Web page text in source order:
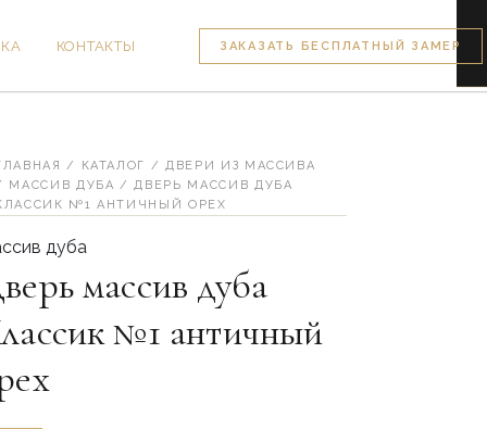
КОНТАКТЫ ЗАКАЗАТЬ БЕСПЛАТНЫЙ ЗАМЕР
/ КАТАЛОГ /ДВЕРИ ИЗ МАССИВА
МАССИВ ДУБА / ДВЕРЬ МАССИВ ДУБА
№1 АНТИЧНЫЙ ОРЕХ
дуба
массив дуба
№1 античный